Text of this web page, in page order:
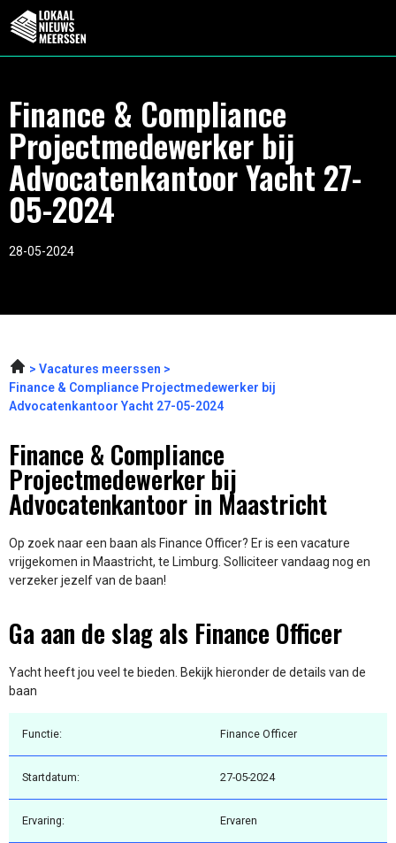
Finance & Compliance
Projectmedewerker bij
Advocatenkantoor Yacht 27-
05-2024
28-05-2024
Vacatures meerssen
Finance & Compliance Projectmedewerker bij
Advocatenkantoor Yacht 27-05-2024
Finance & Compliance
Projectmedewerker bij
Advocatenkantoor in Maastricht
Op zoek naar een baan als Finance Officer? Er is een vacature
vrijgekomen in Maastricht, te Limburg. Solliciteer vandaag nog en
verzeker jezelf van de baan!
Ga aan de slag als Finance Officer
Yacht heeft jou veel te bieden. Bekijk hieronder de details van de
baan
Functie: Finance Officer
Startdatum: 27-05-2024
Ervaring: Ervaren